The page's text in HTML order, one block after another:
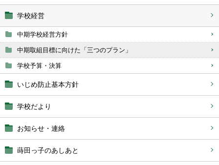
学校経営
中期学校経営方針
中期取組目標に向けた「三つのプラン」
学校予算・決算
いじめ防止基本方針
学校だより
お知らせ・連絡
蒔田っ子のあしあと